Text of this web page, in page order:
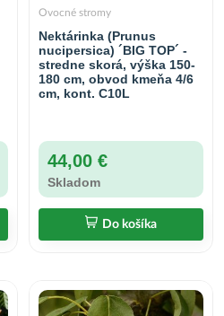
Ovocné stromy
Nektárinka (Prunus
nucipersica) ´BIG TOP´ -
stredne skorá, výška 150-
180 cm, obvod kmeňa 4/6
cm, kont. C10L
44,00 €
Skladom
Do košíka